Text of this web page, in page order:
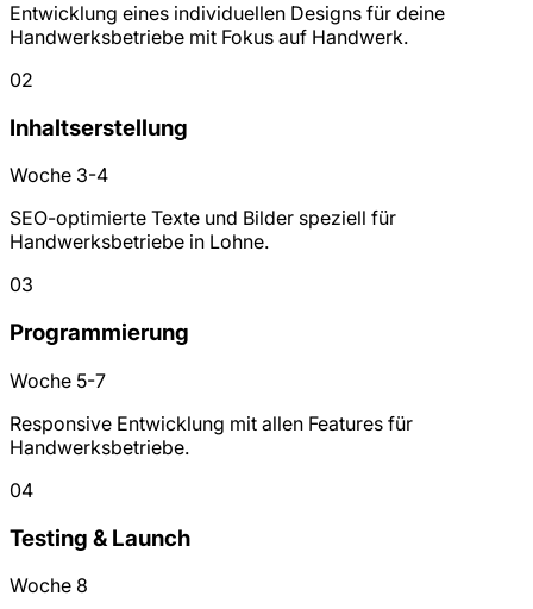
Entwicklung eines individuellen Designs für deine
Handwerksbetriebe mit Fokus auf Handwerk.
02
Inhaltserstellung
Woche 3-4
SEO-optimierte Texte und Bilder speziell für
Handwerksbetriebe in Lohne.
03
Programmierung
Woche 5-7
Responsive Entwicklung mit allen Features für
Handwerksbetriebe.
04
Testing & Launch
Woche 8